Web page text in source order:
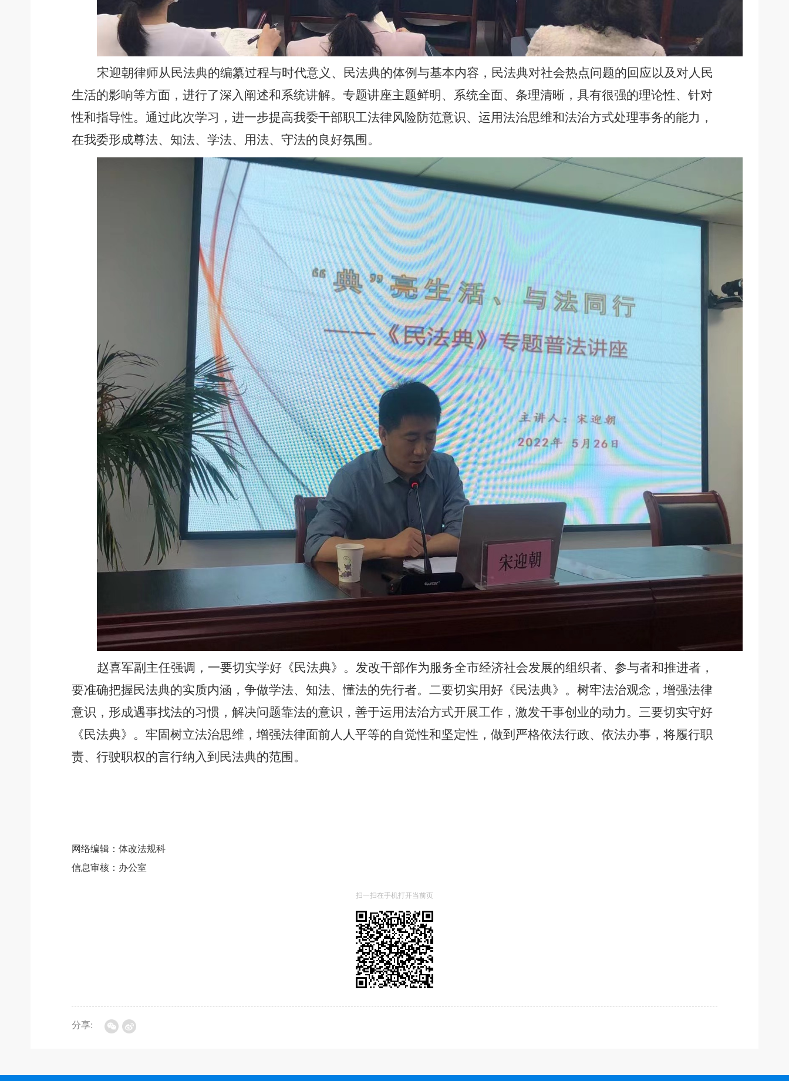
宋迎朝律师从民法典的编纂过程与时代意义、民法典的体例与基本内容，民法典对社会热点问题的回应以及对人民
生活的影响等方面，进行了深入阐述和系统讲解。专题讲座主题鲜明、系统全面、条理清晰，具有很强的理论性、针对
性和指导性。通过此次学习，进一步提高我委干部职工法律风险防范意识、运用法治思维和法治方式处理事务的能力，
在我委形成尊法、知法、学法、用法、守法的良好氛围。
赵喜军副主任强调，一要切实学好《民法典》。发改干部作为服务全市经济社会发展的组织者、参与者和推进者，
要准确把握民法典的实质内涵，争做学法、知法、懂法的先行者。二要切实用好《民法典》。树牢法治观念，增强法律
意识，形成遇事找法的习惯，解决问题靠法的意识，善于运用法治方式开展工作，激发干事创业的动力。三要切实守好
《民法典》。牢固树立法治思维，增强法律面前人人平等的自觉性和坚定性，做到严格依法行政、依法办事，将履行职
责、行驶职权的言行纳入到民法典的范围。
网络编辑：体改法规科
信息审核：办公室
扫一扫在手机打开当前页
分享: